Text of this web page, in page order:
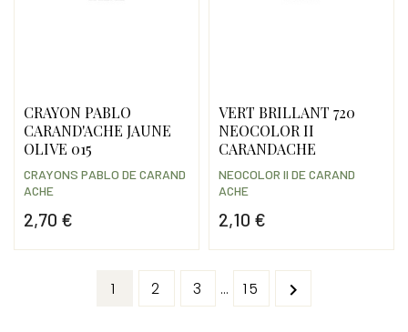
CRAYON PABLO
CARAND'ACHE JAUNE
OLIVE 015
2,70 €
CRAYONS PABLO DE CARAND
ACHE
VERT BRILLANT 720
NEOCOLOR II
CARANDACHE
2,10 €
NEOCOLOR II DE CARAND
ACHE
1 2 3 … 15 